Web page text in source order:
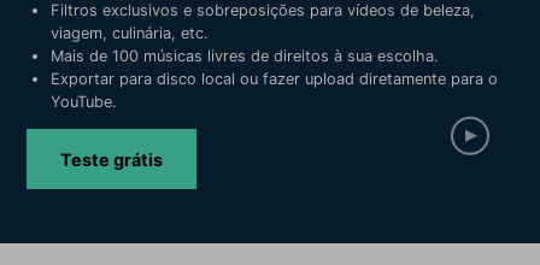
Prompts de Vídeo
Mais de 100 prompts
populares para gerar vídeos
semelhantes em segundos
Tendências de Vídeo
tendências de marketing de
vídeo em 2025
Enciclopédia de Vídeo
Fale conosco
Estamos aqui para ajudar
Histórias de clientes
Preços Entrar
Buscar
Filtros exclusivos e sobreposições para vídeos de beleza,
viagem, culinária, etc.
Mais de 100 músicas livres de direitos à sua escolha.
Exportar para disco local ou fazer upload diretamente para o
YouTube.
Teste grátis